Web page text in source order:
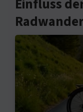
Einfluss